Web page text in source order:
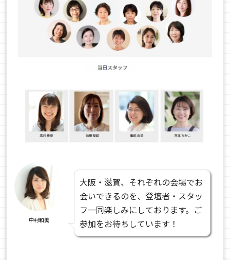
中村和美
大阪・滋賀、それぞれの会場でお
会いできるのを、登壇者・スタッ
フ一同楽しみにしております。ご
参加をお待ちしています！